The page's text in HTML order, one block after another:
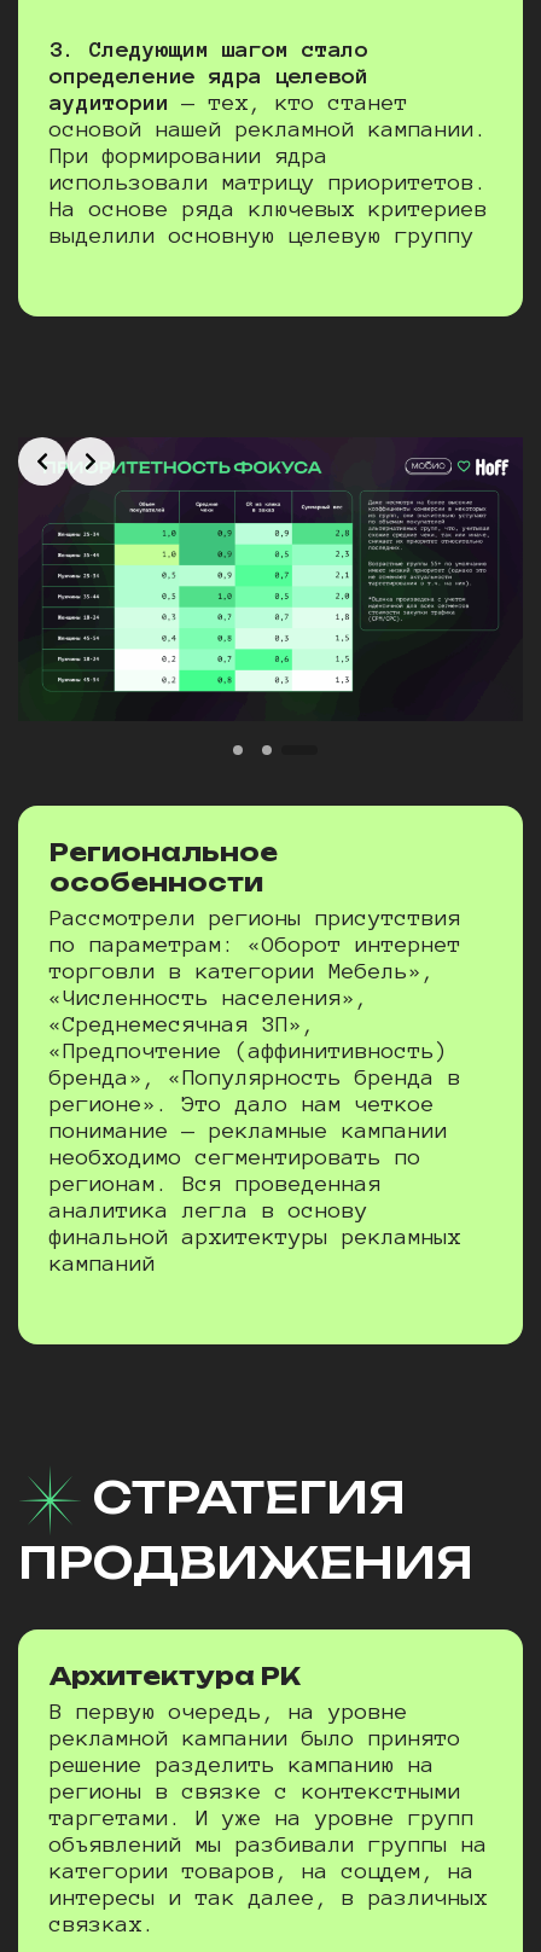
3. Следующим шагом стало
определение ядра целевой
аудитории — тех, кто станет
основой нашей рекламной кампании.
При формировании ядра
использовали матрицу приоритетов.
На основе ряда ключевых критериев
выделили основную целевую группу
Slide 3 of 3
Региональное
особенности
Рассмотрели регионы присутствия
по параметрам: «Оборот интернет
торговли в категории Мебель»,
«Численность населения», ​​
«Среднемесячная ЗП»,
«Предпочтение (аффинитивность)
бренда», «Популярность бренда в
регионе». Это дало нам четкое
понимание — рекламные кампании
необходимо сегментировать по
регионам. Вся проведенная
аналитика легла в основу
финальной архитектуры рекламных
кампаний
СТРАТЕГИЯ
ПРОДВИЖЕНИЯ
Архитектура РК
В первую очередь, на уровне
рекламной кампании было принято
решение разделить кампанию на
регионы в связке с контекстными
таргетами. И уже на уровне групп
объявлений мы разбивали группы на
категории товаров, на соцдем, на
интересы и так далее, в различных
связках.